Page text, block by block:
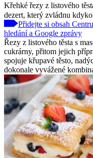
Křehké řezy z listového
dezert, který zvládnu
Přidejte si obsah
hledání a Google zprávy
Řezy z listového těsta s
cukrárny, přitom jejich
spojuje křupavé těsto,
dokonale vyvážené